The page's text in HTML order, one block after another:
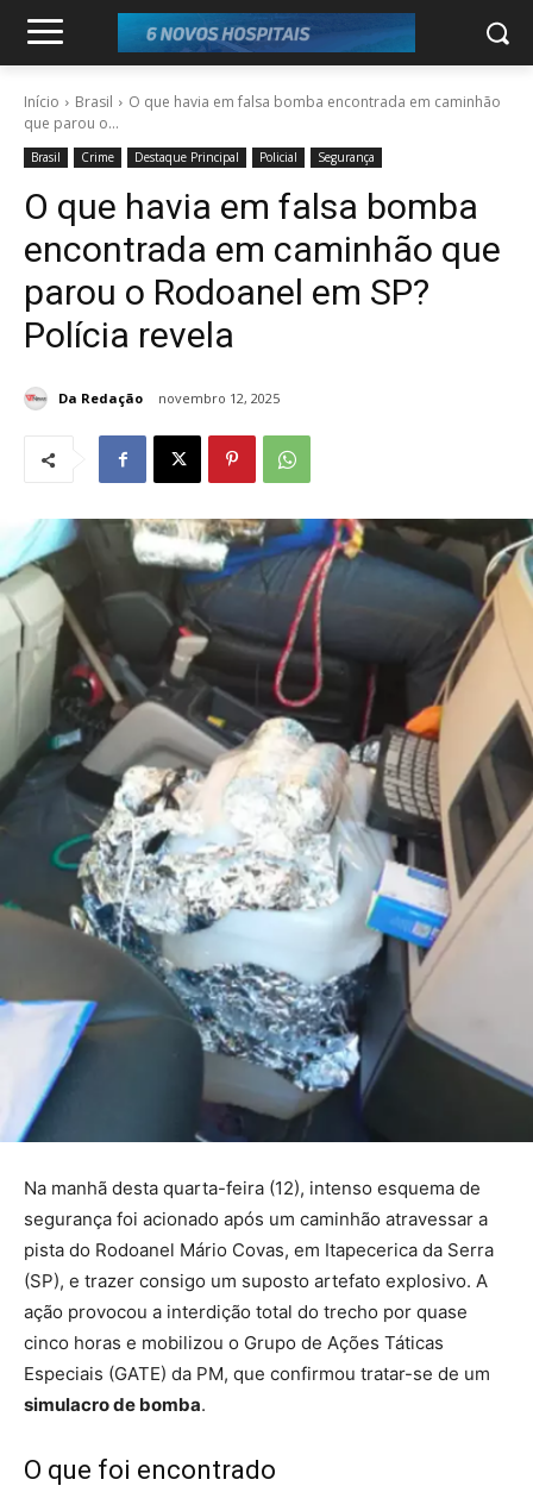
Início Brasil
O que havia em falsa bomba encontrada em caminhão
que parou o...
Brasil Crime Destaque Principal Policial Segurança
O que havia em falsa bomba
encontrada em caminhão que
parou o Rodoanel em SP?
Polícia revela
Da Redação novembro 12, 2025
Na manhã desta quarta-feira (12), intenso esquema de
segurança foi acionado após um caminhão atravessar a
pista do Rodoanel Mário Covas, em Itapecerica da Serra
(SP), e trazer consigo um suposto artefato explosivo. A
ação provocou a interdição total do trecho por quase
cinco horas e mobilizou o Grupo de Ações Táticas
Especiais (GATE) da PM, que confirmou tratar-se de um
simulacro de bomba.
O que foi encontrado